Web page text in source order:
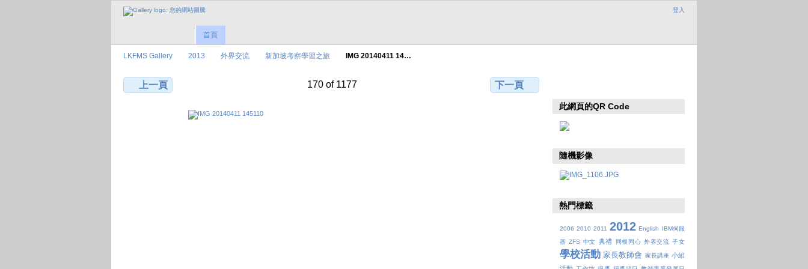
登入
首頁
LKFMS Gallery 2013 外界交流 新加坡考察學習之旅 IMG 20140411 14…
上一頁 170 of 1177 下一頁
此網頁的QR Code
隨機影像
熱門標籤
2006 2010 2011 2012 English
IBM伺服
器 ZFS 中文 典禮 同根同心 外界交流 子女
學校活動 家長教師會 家長講座 小組